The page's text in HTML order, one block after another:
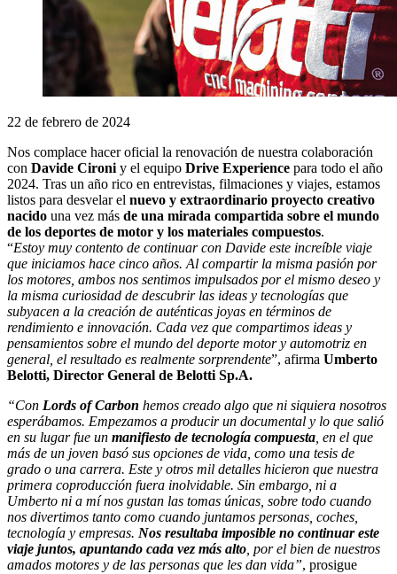
22 de febrero de 2024
Nos complace hacer oficial la renovación de nuestra colaboración
con Davide Cironi y el equipo Drive Experience para todo el año
2024. Tras un año rico en entrevistas, filmaciones y viajes, estamos
listos para desvelar el nuevo y extraordinario proyecto creativo
nacido una vez más de una mirada compartida sobre el mundo
de los deportes de motor y los materiales compuestos.
“Estoy muy contento de continuar con Davide este increíble viaje
que iniciamos hace cinco años. Al compartir la misma pasión por
los motores, ambos nos sentimos impulsados por el mismo deseo y
la misma curiosidad de descubrir las ideas y tecnologías que
subyacen a la creación de auténticas joyas en términos de
rendimiento e innovación. Cada vez que compartimos ideas y
pensamientos sobre el mundo del deporte motor y automotriz en
general, el resultado es realmente sorprendente”, afirma Umberto
Belotti, Director General de Belotti Sp.A.
“Con Lords of Carbon hemos creado algo que ni siquiera nosotros
esperábamos. Empezamos a producir un documental y lo que salió
en su lugar fue un manifiesto de tecnología compuesta , en el que
más de un joven basó sus opciones de vida, como una tesis de
grado o una carrera. Este y otros mil detalles hicieron que nuestra
primera coproducción fuera inolvidable. Sin embargo, ni a
Umberto ni a mí nos gustan las tomas únicas, sobre todo cuando
nos divertimos tanto como cuando juntamos personas, coches,
tecnología y empresas. Nos resultaba imposible no continuar este
viaje juntos, apuntando cada vez más alto , por el bien de nuestros
amados motores y de las personas que les dan vida”, prosigue